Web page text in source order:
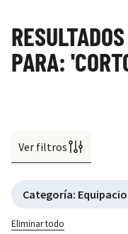
PARA:
Ver filtros
Active filtering
Categoría:
Eliminar todo